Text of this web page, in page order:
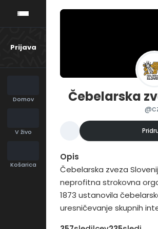
Prijava
Domov
V živo
Košarica
Čebelarska
Opis
Čebelarska zveza
neprofitna strokovna
1873 ustanovila
uresničevanje skupnih